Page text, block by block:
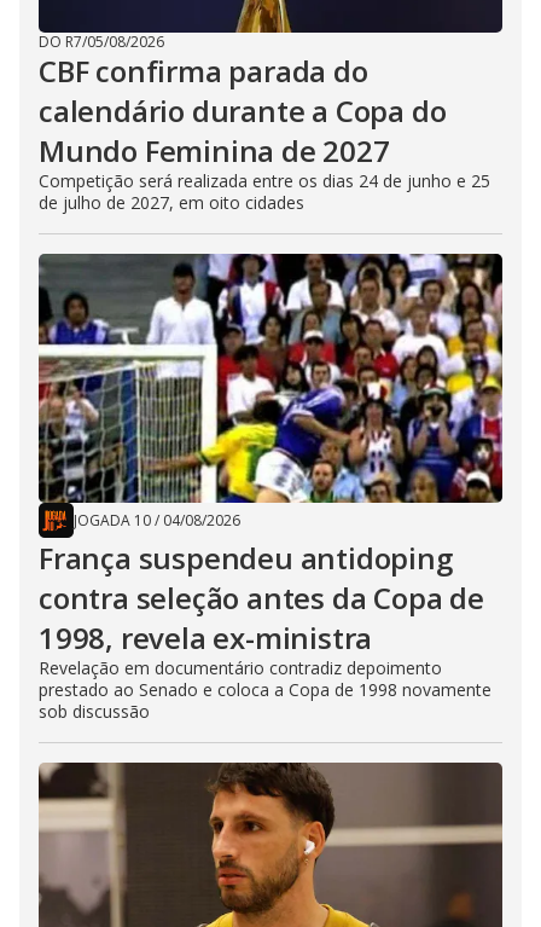
DO R7/05/08/2026
CBF confirma parada do
calendário durante a Copa do
Mundo Feminina de 2027
Competição será realizada entre os dias 24 de junho e 25
de julho de 2027, em oito cidades
JOGADA 10/ 04/08/2026
França suspendeu antidoping
contra seleção antes da Copa de
1998, revela ex-ministra
Revelação em documentário contradiz depoimento
prestado ao Senado e coloca a Copa de 1998 novamente
sob discussão